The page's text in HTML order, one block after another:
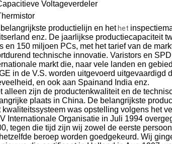
Voltageverdeler
productielijn en hethet
enz. De jaarlijkse productiecapaciteit
en 150 miljoen PCs, met het tarief van de
technische innovatie. Varistors en
markt die, naar vele landen en
in de V.S. worden uitgevoerd uitgevaardigd
en ook aan Spainand India enz.
alleen zijn de productenkwaliteit en de
plaats in China. De belangrijkste
kwaliteitssysteem was opstelling volgens het
Internationale Organisatie in Juli 1994
tegen die tijd zijn wij zowel de eerste
beroep worden goedgekeurd. Wij